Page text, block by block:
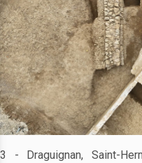
3 - Draguignan, Saint-